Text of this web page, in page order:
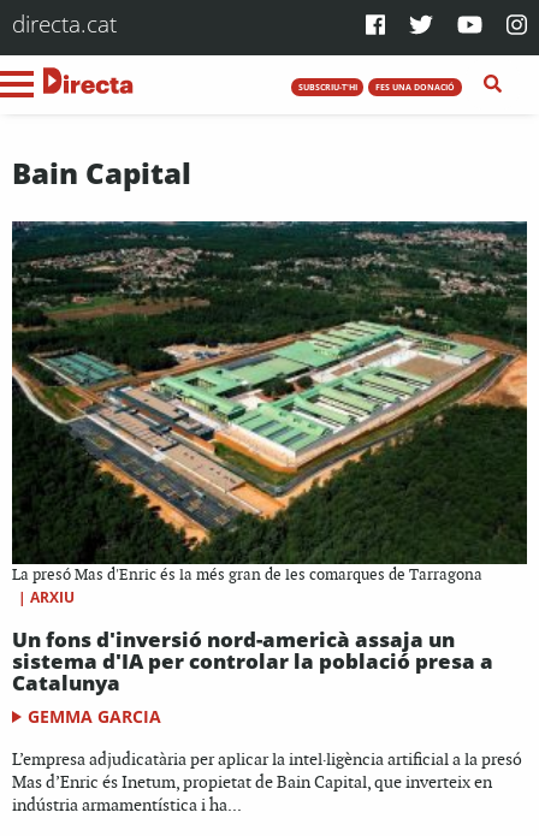
directa.cat
SUBSCRIU-T'HI FES UNA DONACIÓ
Bain Capital
La presó Mas d'Enric és la més gran de les comarques de Tarragona
| ARXIU
Un fons d'inversió nord-americà assaja un
sistema d'IA per controlar la població presa a
Catalunya
GEMMA GARCIA
L’empresa adjudicatària per aplicar la intel·ligència artificial a la presó
Mas d’Enric és Inetum, propietat de Bain Capital, que inverteix en
indústria armamentística i ha...